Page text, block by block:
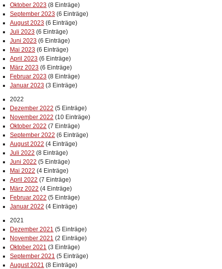
Oktober 2023 (8 Einträge)
September 2023 (6 Einträge)
August 2023 (6 Einträge)
Juli 2023 (6 Einträge)
Juni 2023 (6 Einträge)
Mai 2023 (6 Einträge)
April 2023 (6 Einträge)
März 2023 (6 Einträge)
Februar 2023 (8 Einträge)
Januar 2023 (3 Einträge)
2022
Dezember 2022 (5 Einträge)
November 2022 (10 Einträge)
Oktober 2022 (7 Einträge)
September 2022 (6 Einträge)
August 2022 (4 Einträge)
Juli 2022 (8 Einträge)
Juni 2022 (5 Einträge)
Mai 2022 (4 Einträge)
April 2022 (7 Einträge)
März 2022 (4 Einträge)
Februar 2022 (5 Einträge)
Januar 2022 (4 Einträge)
2021
Dezember 2021 (5 Einträge)
November 2021 (2 Einträge)
Oktober 2021 (3 Einträge)
September 2021 (5 Einträge)
August 2021 (8 Einträge)